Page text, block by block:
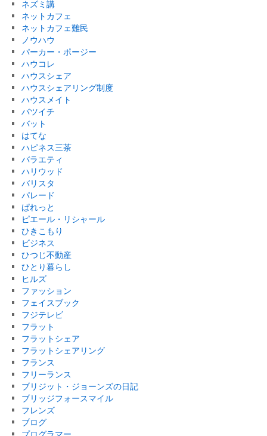
ネズミ講
ネットカフェ
ネットカフェ難民
ノウハウ
パーカー・ポージー
ハウコレ
ハウスシェア
ハウスシェアリング制度
ハウスメイト
バツイチ
バット
はてな
ハピネス三茶
バラエティ
ハリウッド
バリスタ
パレード
ぱれっと
ピエール・リシャール
ひきこもり
ビジネス
ひつじ不動産
ひとり暮らし
ヒルズ
ファッション
フェイスブック
フジテレビ
フラット
フラットシェア
フラットシェアリング
フランス
フリーランス
ブリジット・ジョーンズの日記
ブリッジフォースマイル
フレンズ
ブログ